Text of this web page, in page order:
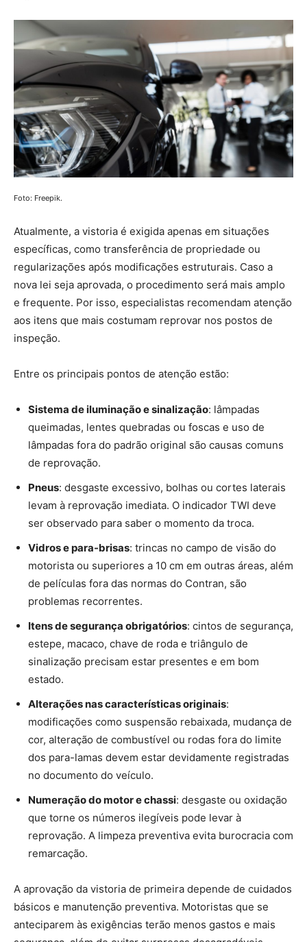
Foto: Freepik.
Atualmente, a vistoria é exigida apenas em situações
específicas, como transferência de propriedade ou
regularizações após modificações estruturais. Caso a
nova lei seja aprovada, o procedimento será mais amplo
e frequente. Por isso, especialistas recomendam atenção
aos itens que mais costumam reprovar nos postos de
inspeção.
Entre os principais pontos de atenção estão:
Sistema de iluminação e sinalização: lâmpadas
queimadas, lentes quebradas ou foscas e uso de
lâmpadas fora do padrão original são causas comuns
de reprovação.
Pneus: desgaste excessivo, bolhas ou cortes laterais
levam à reprovação imediata. O indicador TWI deve
ser observado para saber o momento da troca.
Vidros e para-brisas: trincas no campo de visão do
motorista ou superiores a 10 cm em outras áreas, além
de películas fora das normas do Contran, são
problemas recorrentes.
Itens de segurança obrigatórios: cintos de segurança,
estepe, macaco, chave de roda e triângulo de
sinalização precisam estar presentes e em bom
estado.
Alterações nas características originais:
modificações como suspensão rebaixada, mudança de
cor, alteração de combustível ou rodas fora do limite
dos para-lamas devem estar devidamente registradas
no documento do veículo.
Numeração do motor e chassi: desgaste ou oxidação
que torne os números ilegíveis pode levar à
reprovação. A limpeza preventiva evita burocracia com
remarcação.
A aprovação da vistoria de primeira depende de cuidados
básicos e manutenção preventiva. Motoristas que se
anteciparem às exigências terão menos gastos e mais